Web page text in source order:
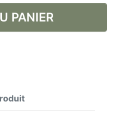
PANIER